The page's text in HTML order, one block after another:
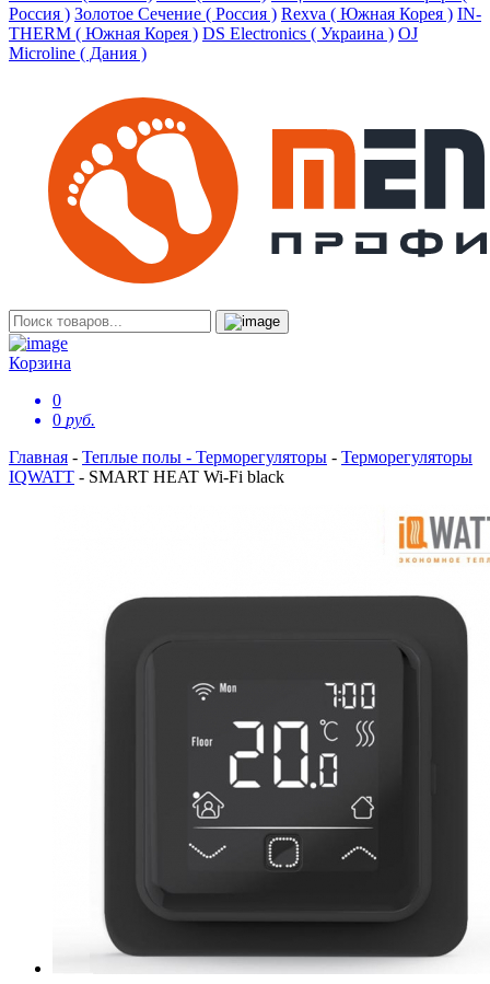
Россия ) Золотое Сечение ( Россия ) Rexva ( Южная Корея ) IN-
THERM ( Южная Корея ) DS Electronics ( Украина ) OJ
Microline ( Дания )
Корзина
0
0 руб.
Главная - Теплые полы - Терморегуляторы - Терморегуляторы
IQWATT - SMART HEAT Wi-Fi black